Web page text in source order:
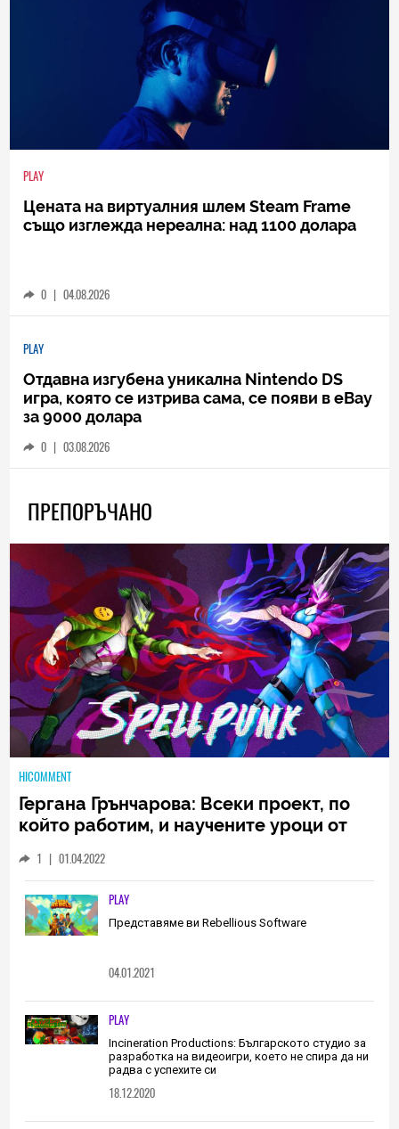
PLAY
Цената на виртуалния шлем Steam Frame
също изглежда нереална: над 1100 долара
0 | 04.08.2026
PLAY
Отдавна изгубена уникална Nintendo DS
игра, която се изтрива сама, се появи в eBay
за 9000 долара
0 | 03.08.2026
ПРЕПОРЪЧАНО
HICOMMENT
Гергана Грънчарова: Всеки проект, по
който работим, и научените уроци от
трябва да извървим като екип
(ИНТЕРВЮ)
1 | 01.04.2022
PLAY
Представяме ви Rebellious Software
04.01.2021
PLAY
Incineration Productions: Българското студио за
разработка на видеоигри, което не спира да ни
радва с успехите си
18.12.2020